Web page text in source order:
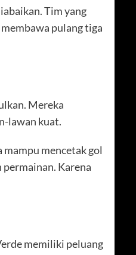
Tim yang
pulang tiga
Mereka
lawan kuat.
mencetak gol
Karena
memiliki peluang